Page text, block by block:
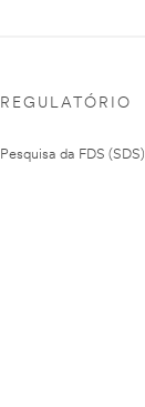
REGULATÓRIO
Pesquisa da FDS (SDS)